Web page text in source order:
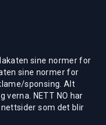
sine normer for
sine normer for
sponsing. Alt
verna. NETT NO har
som det blir